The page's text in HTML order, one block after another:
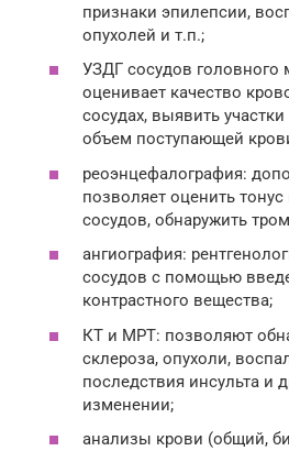
признаки эпилепсии,
опухолей и т.п.;
УЗДГ сосудов головного
оценивает качество
сосудах, выявить
объем поступающей
реоэнцефалография:
позволяет оценить тонус
сосудов, обнаружить
ангиография:
сосудов с помощью
контрастного вещества;
КТ и МРТ: позволяют
склероза, опухоли,
последствия инсульта и
изменении;
анализы крови (общий,